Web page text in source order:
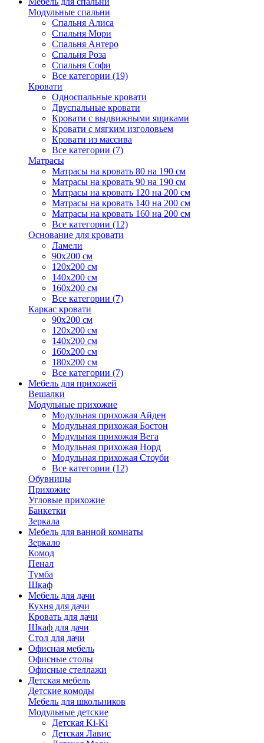
Модульные спальни
Спальня Алиса
Спальня Мори
Спальня Антеро
Спальня Роза
Спальня Софи
Все категории (19)
Кровати
Односпальные кровати
Двуспальные кровати
Кровати с выдвижными ящиками
Кровати с мягким изголовьем
Кровати из массива
Все категории (7)
Матрасы
Матрасы на кровать 80 на 190 см
Матрасы на кровать 90 на 190 см
Матрасы на кровать 120 на 200 см
Матрасы на кровать 140 на 200 см
Матрасы на кровать 160 на 200 см
Все категории (12)
Основание для кровати
Ламели
90х200 см
120х200 см
140х200 см
160х200 см
Все категории (7)
Каркас кровати
90х200 см
120х200 см
140х200 см
160х200 см
180х200 см
Все категории (7)
Мебель для прихожей
Вешалки
Модульные прихожие
Модульная прихожая Айден
Модульная прихожая Бостон
Модульная прихожая Вега
Модульная прихожая Норд
Модульная прихожая Стоуби
Все категории (12)
Обувницы
Прихожие
Угловые прихожие
Банкетки
Зеркала
Мебель для ванной комнаты
Зеркало
Комод
Пенал
Тумба
Шкаф
Мебель для дачи
Кухня для дачи
Кровать для дачи
Шкаф для дачи
Стол для дачи
Офисная мебель
Офисные столы
Офисные стеллажи
Детская мебель
Детские комоды
Мебель для школьников
Модульные детские
Детская Ki-Ki
Детская Лавис